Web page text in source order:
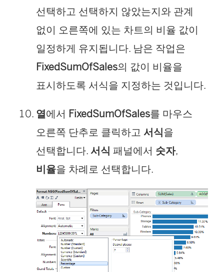
선택하고 선택하지 않았는지와 관계
없이 오른쪽에 있는 차트의 비율 값이
일정하게 유지됩니다. 남은 작업은
FixedSumOfSales의 값이 비율을
표시하도록 서식을 지정하는 것입니다.
열에서 FixedSumOfSales를 마우스
오른쪽 단추로 클릭하고 서식을
선택합니다. 서식 패널에서 숫자,
비율을 차례로 선택합니다.